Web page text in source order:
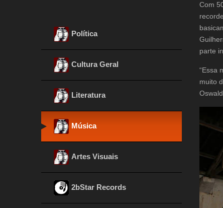
Com
parte
“Essa
muito
Política
Cultura Geral
Literatura
Música
Artes Visuais
2bStar Records